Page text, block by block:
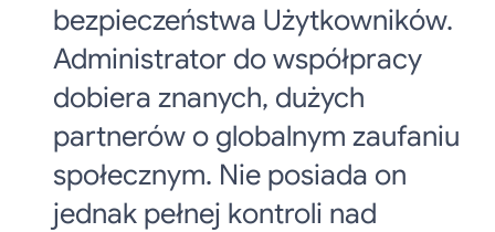
bezpieczeństwa Użytkowników.
Administrator do współpracy
dobiera znanych, dużych
partnerów o globalnym zaufaniu
społecznym. Nie posiada on
jednak pełnej kontroli nad